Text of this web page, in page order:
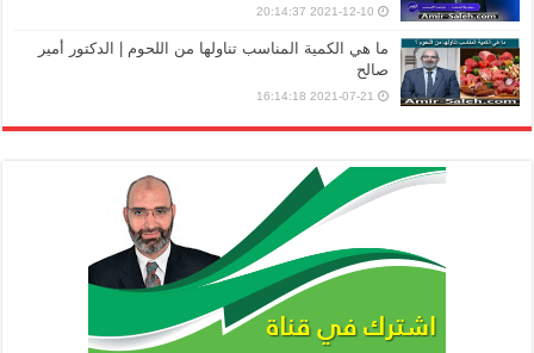
2021-12-10 20:14:37
ما هي الكمية المناسب تناولها من اللحوم | الدكتور أمير
صالح
2021-07-21 16:14:18